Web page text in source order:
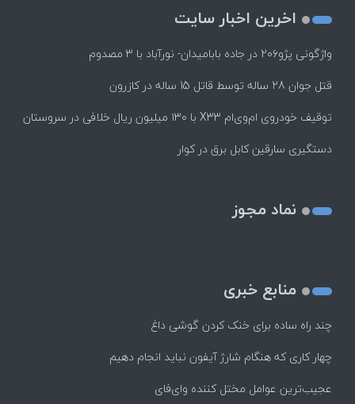
اخرین اخبار سایت
واژگونی پژو۲۰۶ در جاده بابامیدان- نورآباد با ۳ مصدوم
قتل جوان 28 ساله توسط قاتل 15 ساله در کازرون
توقیف خودروی ام‌وی‌ام X33 با ۱۳۰ میلیون ریال خلافی در سروستان
دستگیری سارقین کابل برق در کوار
نماد مجوز
منابع خبری
چند راه‌ ساده برای خنک کردن گوشی داغ
چهار کاری که هنگام شارژ آیفون نباید انجام دهیم
عجیب‌ترین عوامل مختل کننده وای‌فای